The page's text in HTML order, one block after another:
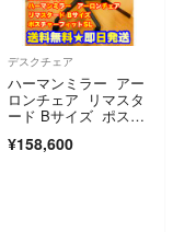
デスクチェア
ハーマンミラー アー
ロンチェア リマスタ
ード Bサイズ ポスチ
¥158,600